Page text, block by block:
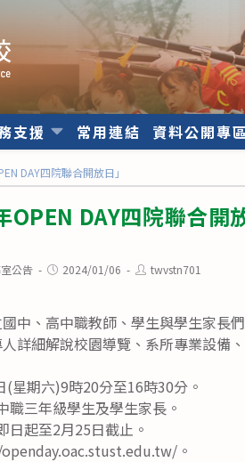
支援 常用連結 資料公開專區
DAY四院聯合開放日」
DAY四院聯合開
公告
Post2024/01/06
Posttwvstn701
中、高中職教師、學生與學生家長
詳細解說校園導覽、系所專業設備
星期六)9時20分至16時30分。
職三年級學生及學生家長。
日起至2月25日截止。
。